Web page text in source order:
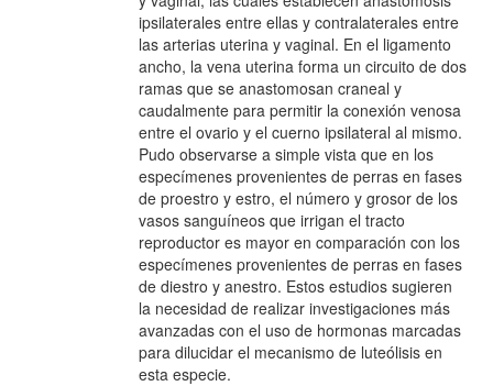
ipsilaterales entre ellas y contralaterales entre
las arterias uterina y vaginal. En el ligamento
ancho, la vena uterina forma un circuito de dos
ramas que se anastomosan craneal y
caudalmente para permitir la conexión venosa
entre el ovario y el cuerno ipsilateral al mismo.
Pudo observarse a simple vista que en los
especímenes provenientes de perras en fases
de proestro y estro, el número y grosor de los
vasos sanguíneos que irrigan el tracto
reproductor es mayor en comparación con los
especímenes provenientes de perras en fases
de diestro y anestro. Estos estudios sugieren
la necesidad de realizar investigaciones más
avanzadas con el uso de hormonas marcadas
para dilucidar el mecanismo de luteólisis en
esta especie.